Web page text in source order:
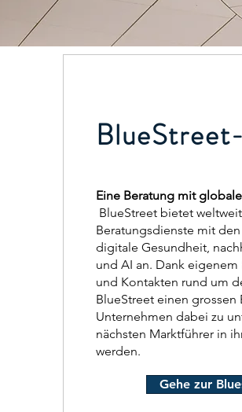
Eine Beratung mit
​ BlueStreet bietet weltweit
Beratungsdienste mit
digitale Gesundheit,
und AI an. Dank eigenem
und Kontakten rund um
BlueStreet einen grossen
Unternehmen dabei zu
nächsten Marktführer in
werden.
Gehe zur